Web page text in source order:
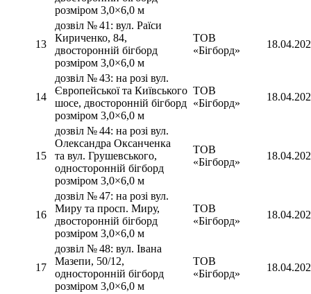
розміром 3,0×6,0 м
13
дозвіл № 41: вул. Раїси
Кириченко, 84,
двосторонній бігборд
розміром 3,0×6,0 м
ТОВ
«Бігборд»
14
дозвіл № 43: на розі вул.
Європейської та Київського
шосе, двосторонній бігборд
розміром 3,0×6,0 м
ТОВ
«Бігборд»
15
дозвіл № 44: на розі вул.
Олександра Оксанченка
та вул. Грушевського,
односторонній бігборд
розміром 3,0×6,0 м
ТОВ
«Бігборд»
16
дозвіл № 47: на розі вул.
Миру та просп. Миру,
двосторонній бігборд
розміром 3,0×6,0 м
ТОВ
«Бігборд»
17
дозвіл № 48: вул. Івана
Мазепи, 50/12,
односторонній бігборд
розміром 3,0×6,0 м
ТОВ
«Бігборд»